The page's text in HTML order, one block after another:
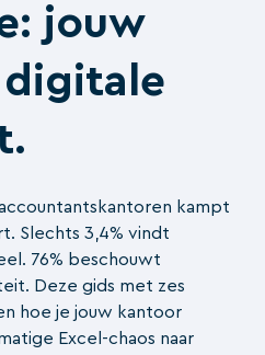
jouw
kampt
Slechts 3,4% vindt
76% beschouwt
Deze gids met zes
hoe je jouw kantoor
Excel-chaos naar